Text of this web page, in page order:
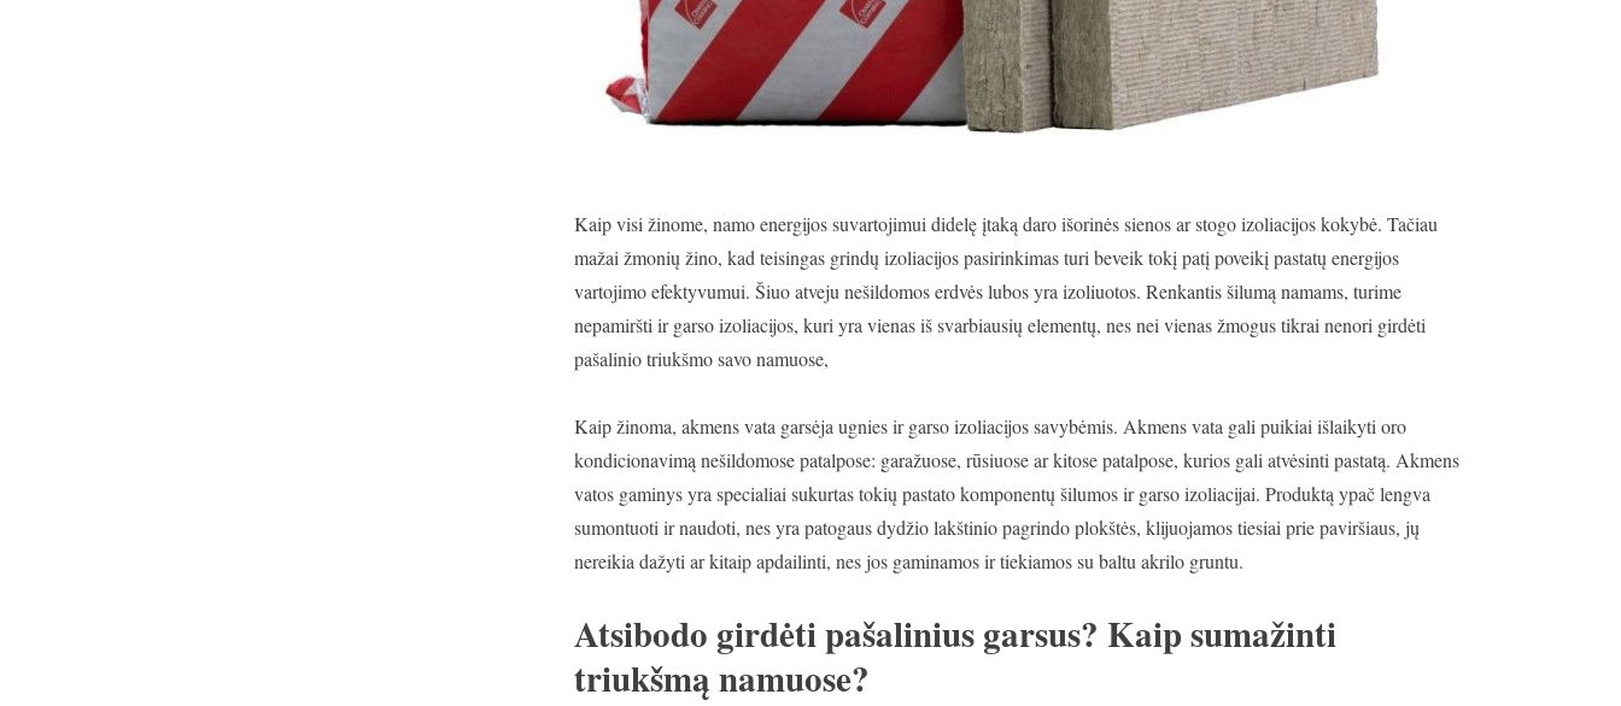
Kaip visi žinome, namo energijos suvartojimui didelę įtaką daro išorinės sienos ar stogo izoliacijos kokybė. Tačiau
mažai žmonių žino, kad teisingas grindų izoliacijos pasirinkimas turi beveik tokį patį poveikį pastatų energijos
vartojimo efektyvumui. Šiuo atveju nešildomos erdvės lubos yra izoliuotos. Renkantis šilumą namams, turime
nepamiršti ir garso izoliacijos, kuri yra vienas iš svarbiausių elementų, nes nei vienas žmogus tikrai nenori girdėti
pašalinio triukšmo savo namuose,
Kaip žinoma, akmens vata garsėja ugnies ir garso izoliacijos savybėmis. Akmens vata gali puikiai išlaikyti oro
kondicionavimą nešildomose patalpose: garažuose, rūsiuose ar kitose patalpose, kurios gali atvėsinti pastatą. Akmens
vatos gaminys yra specialiai sukurtas tokių pastato komponentų šilumos ir garso izoliacijai. Produktą ypač lengva
sumontuoti ir naudoti, nes yra patogaus dydžio lakštinio pagrindo plokštės, klijuojamos tiesiai prie paviršiaus, jų
nereikia dažyti ar kitaip apdailinti, nes jos gaminamos ir tiekiamos su baltu akrilo gruntu.
Atsibodo girdėti pašalinius garsus? Kaip sumažinti
triukšmą namuose?